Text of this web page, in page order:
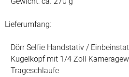
Lieferumfang:
Dörr Selfie Handstativ /
Kugelkopf mit 1/4 Zoll
Trageschlaufe